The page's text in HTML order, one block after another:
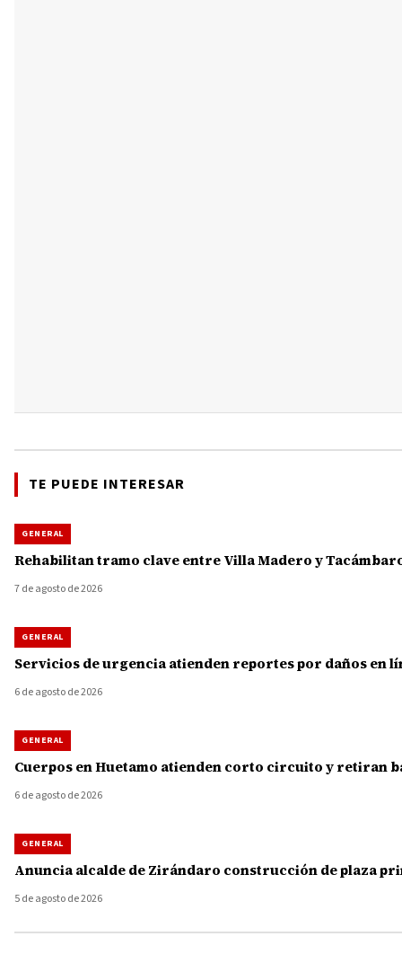
TE PUEDE INTERESAR
GENERAL
Rehabilitan tramo clave entre Villa Madero y
7 de agosto de 2026
GENERAL
Servicios de urgencia atienden reportes por daños en
6 de agosto de 2026
GENERAL
Cuerpos en Huetamo atienden corto circuito y retiran
6 de agosto de 2026
GENERAL
Anuncia alcalde de Zirándaro construcción de plaza
5 de agosto de 2026